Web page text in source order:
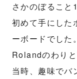
さかのぼること
初めて手にした
ーボードでした。
Rolandのわりと
当時、趣味でバ